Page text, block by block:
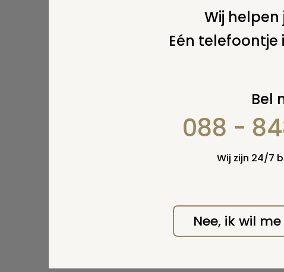
Wij helpen
Eén telefoontje
Bel
088 -
Wij zijn 24/7
Nee, ik wil